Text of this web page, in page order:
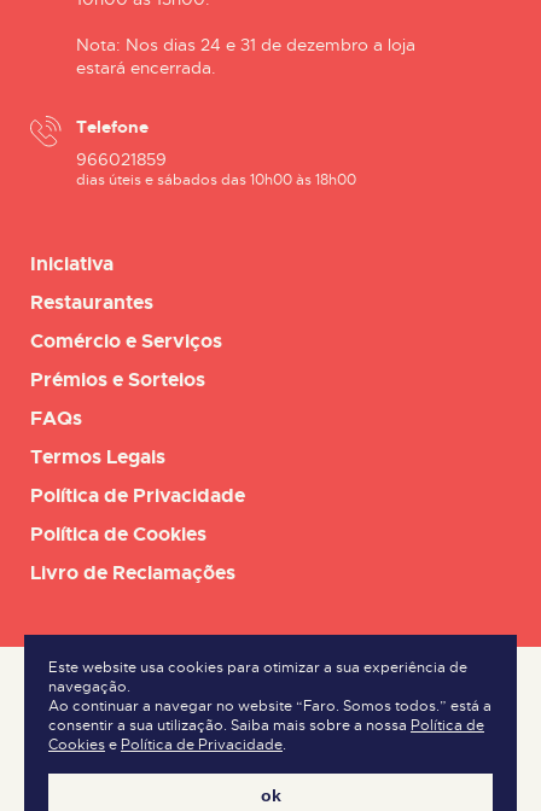
Este website usa cookies para otimizar a sua experiência de
navegação.
Ao continuar a navegar no website “Faro. Somos todos.” está a
consentir a sua utilização. Saiba mais sobre a nossa Política de
Cookies e Política de Privacidade.
ok
Nota: Nos dias 24 e 31 de dezembro a loja
estará encerrada.
Telefone
966021859
dias úteis e sábados das 10h00 às 18h00
Iniciativa
Restaurantes
Comércio e Serviços
Prémios e Sorteios
FAQs
Termos Legais
Política de Privacidade
Política de Cookies
Livro de Reclamações